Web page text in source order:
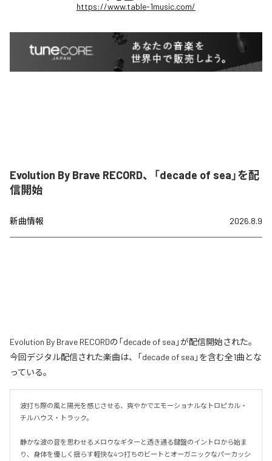
https://www.table-1music.com/
Evolution By Brave RECORD、「decade of sea」を配
信開始
新曲情報 2026.8.9
Evolution By Brave RECORDの「decade of sea」が配信開始された。
今回デジタル配信された楽曲は、「decade of sea」を含む全1曲とな
っている。
波打ち際の風と陽光を感じさせる、爽やかでエモーショナルなトロピカル・
チルハウス・トラック。
静かな波の音を思わせるメロウなギターと透き通る鍵盤のイントロから始ま
り、身体を優しく揺らす軽快な4つ打ちのビートとオーガニックなパーカッシ